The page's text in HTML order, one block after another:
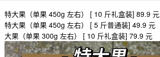
特大果（单果 450g 左右） [ 10 斤礼盒装] 89.9 元
特大果（单果 450g 左右） [ 5 斤普通装] 49.9 元
大果（单果 300g 左右） [ 10 斤礼盒装] 79.9 元